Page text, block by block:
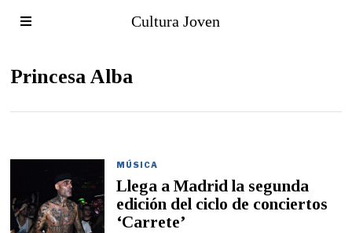
Cultura Joven
Princesa Alba
MÚSICA
Llega a Madrid la segunda
edición del ciclo de conciertos
‘Carrete’